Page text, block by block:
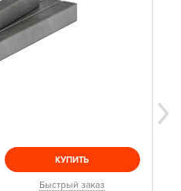
КУПИТЬ
Быстрый заказ